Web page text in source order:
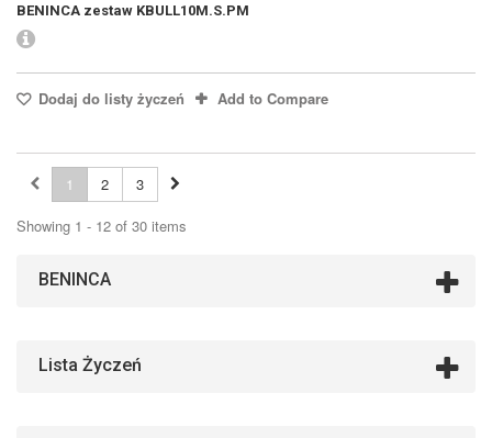
BENINCA zestaw KBULL10M.S.PM
Dodaj do listy życzeń Add to Compare
1 2
3
Showing 1 - 12 of 30 items
BENINCA
Lista Życzeń